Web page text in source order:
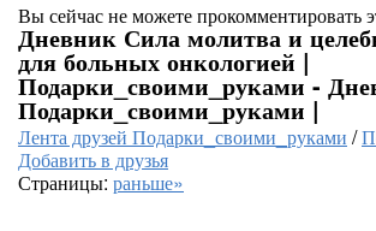
Вы сейчас не можете прокомментировать
Дневник Сила молитва и
для больных онкологией |
Подарки_своими_руками -
Подарки_своими_руками |
Лента друзей Подарки_своими_руками /
Добавить в друзья
Страницы: раньше»